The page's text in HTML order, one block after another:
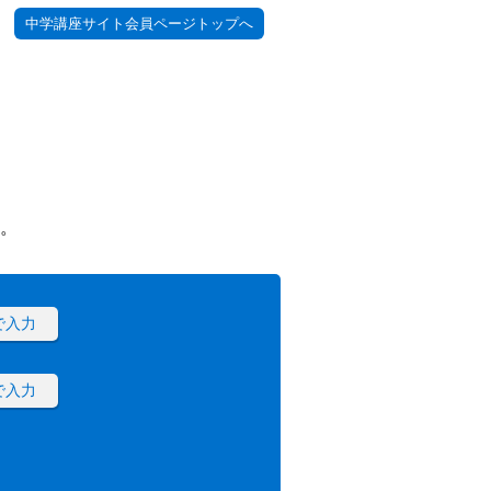
中学講座サイト会員ページトップへ
入力
入力